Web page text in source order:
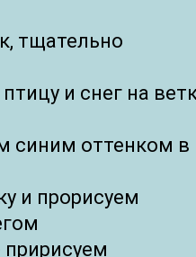
тщательно
и снег на
синим оттенком в
и прорисуем